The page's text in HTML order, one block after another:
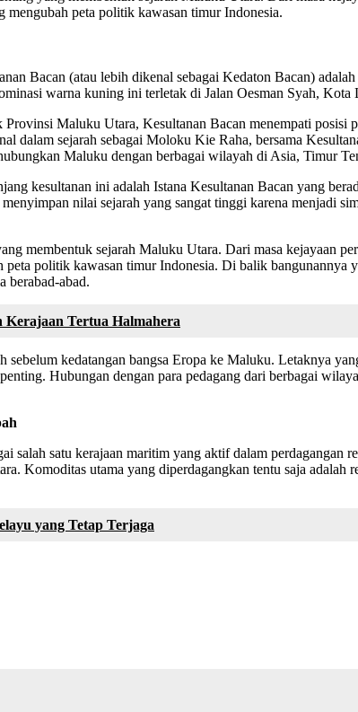
mengubah peta politik kawasan timur Indonesia.
Bacan (atau lebih dikenal sebagai Kedaton Bacan)
warna kuning ini terletak di Jalan Oesman Syah, Kota
Maluku Utara, Kesultanan Bacan menempati
dalam sejarah sebagai Moloku Kie Raha, bersama
Maluku dengan berbagai wilayah di Asia, Timur
kesultanan ini adalah Istana Kesultanan Bacan yang
nilai sejarah yang sangat tinggi karena menjadi
membentuk sejarah Maluku Utara. Dari masa kejayaan
politik kawasan timur Indonesia. Di balik bangunannya
berabad-abad.
Tertua Halmahera
sebelum kedatangan bangsa Eropa ke Maluku. Letaknya
Hubungan dengan para pedagang dari berbagai
salah satu kerajaan maritim yang aktif dalam
Komoditas utama yang diperdagangkan tentu saja
yang Tetap Terjaga